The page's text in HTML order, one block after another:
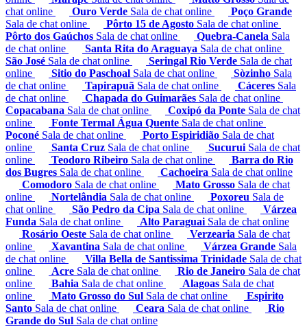
chat online
Ouro Verde Sala de chat online
Poço Grande
Sala de chat online
Pôrto 15 de Agosto Sala de chat online
Pôrto dos Gaúchos Sala de chat online Quebra-Canela Sala
de chat online
Santa Rita do Araguaya Sala de chat online
São José Sala de chat online Seringal Rio Verde Sala de chat
online
Sitio do Paschoal Sala de chat online Sòzinho Sala
de chat online
Tapirapuã Sala de chat online Cáceres Sala
de chat online
Chapada do Guimarães Sala de chat online
Copacabana Sala de chat online Coxipó da Ponte Sala de chat
online
Fonte Termal Água Quente Sala de chat online
Poconé Sala de chat online Porto Espiridião Sala de chat
online
Santa Cruz Sala de chat online Sucurui Sala de chat
online
Teodoro Ribeiro Sala de chat online
Barra do Rio
dos Bugres Sala de chat online Cachoeira Sala de chat online
Comodoro Sala de chat online Mato Grosso Sala de chat
online
Nortelândia Sala de chat online Poxoreu Sala de
chat online
São Pedro da Cipa Sala de chat online
Várzea
Funda Sala de chat online Alto Paraguai Sala de chat online
Rosário Oeste Sala de chat online Verzearia Sala de chat
online
Xavantina Sala de chat online Várzea Grande Sala
de chat online
Villa Bella de Santissima Trinidade Sala de chat
online
Acre Sala de chat online Rio de Janeiro Sala de chat
online
Bahia Sala de chat online Alagoas Sala de chat
online
Mato Grosso do Sul Sala de chat online
Espirito
Santo Sala de chat online Ceara Sala de chat online
Rio
Grande do Sul Sala de chat online